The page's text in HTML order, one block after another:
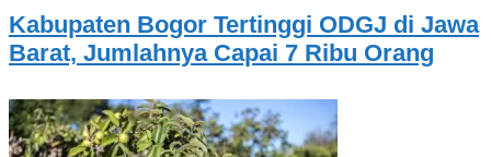
Kabupaten Bogor Tertinggi ODGJ di Jawa
Barat, Jumlahnya Capai 7 Ribu Orang